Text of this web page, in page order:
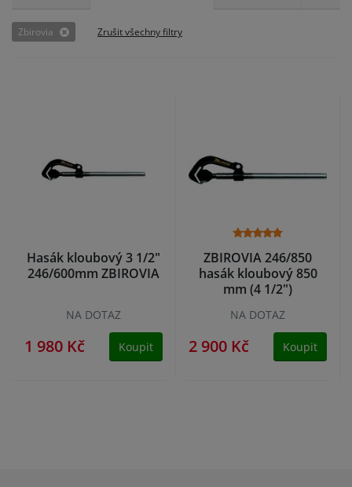
Zbirovia Zrušit všechny filtry
Hasák kloubový 3 1/2"
246/600mm ZBIROVIA
NA DOTAZ
1 980 Kč Koupit
ZBIROVIA 246/850
hasák kloubový 850
mm (4 1/2")
NA DOTAZ
2 900 Kč Koupit